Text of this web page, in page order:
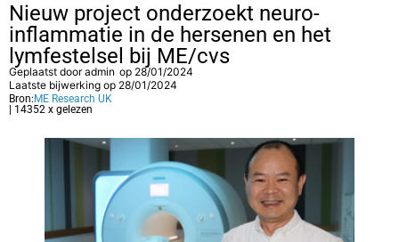
Nieuw project onderzoekt neuro-
inflammatie in de hersenen en het
lymfestelsel bij ME/cvs
Geplaatst dooradmin op 28/01/2024
Laatste bijwerking op 28/01/2024
Bron: ME Research UK
| 14352 x gelezen